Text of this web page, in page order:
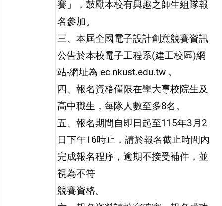
賽」，鼓勵本校有興趣之師生組隊報
名參加。
三、本屆全國電子設計創意競賽資訊
公告於本校電子工程系(建工校區)網
站-網址為 ec.nkust.edu.tw 。
四、報名資格僅限在學大專校院生及
高中職生，每隊人數至多8名。
五、報名期間自即日起至115年3月2
日下午16時止，請於報名截止時間內
完成報名程序，逾期不接受補件，並
視為不符
競賽資格。